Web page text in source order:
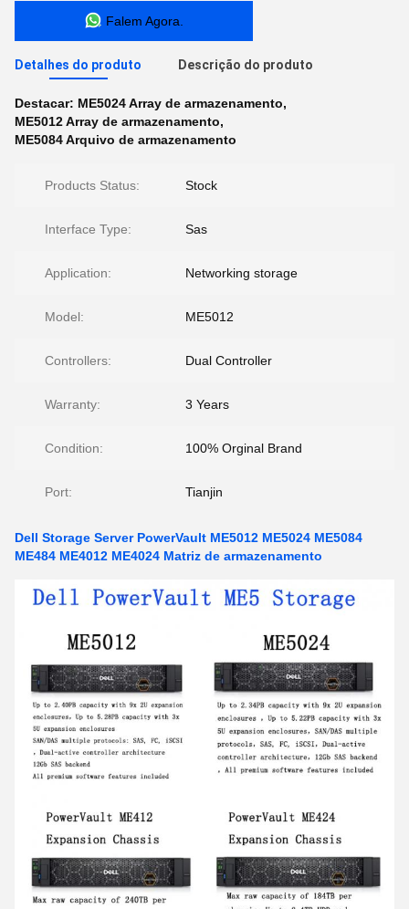
Falem Agora.
Detalhes do produto Descrição do produto
Destacar: ME5024 Array de armazenamento,
ME5012 Array de armazenamento,
ME5084 Arquivo de armazenamento
Products Status: Stock
Interface Type: Sas
Application: Networking storage
Model: ME5012
Controllers: Dual Controller
Warranty: 3 Years
Condition: 100% Orginal Brand
Port: Tianjin
Dell Storage Server PowerVault ME5012 ME5024 ME5084
ME484 ME4012 ME4024 Matriz de armazenamento